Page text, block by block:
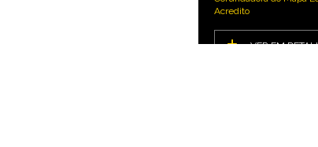
Acredito
VER EM